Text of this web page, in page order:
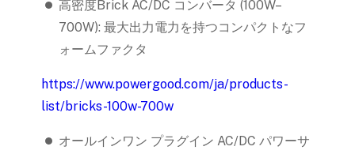
高密度Brick AC/DC コンバータ (100W–
700W): 最大出力電力を持つコンパクトなフ
ォームファクタ
https://www.powergood.com/ja/products-
list/bricks-100w-700w
オールインワン プラグイン AC/DC パワーサ